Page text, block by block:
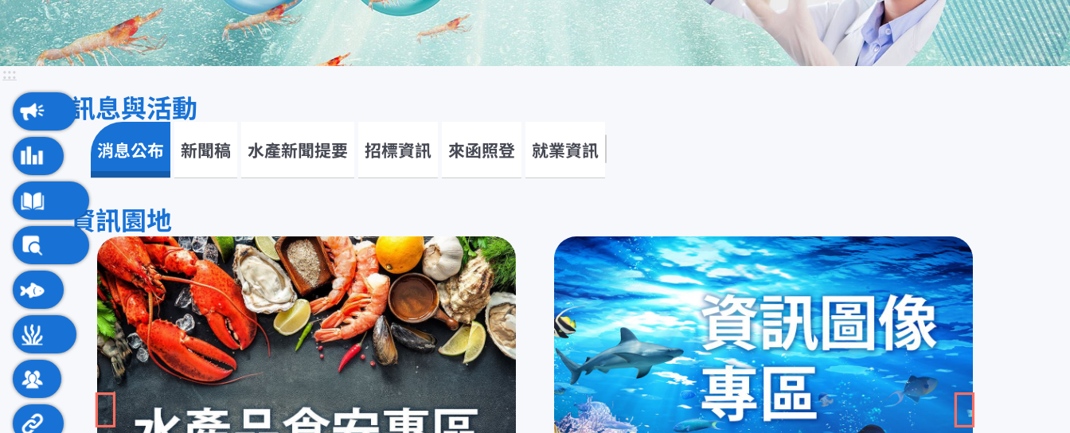
:::
訊息與活動
資訊園地
水產知識快搜
即時查詢服務
水產典藏
水產主題館
Web 2.0
:::
訊息與活動
消息公布 新聞稿 水產新聞提要 招標資訊 來函照登 就業資訊
資訊園地